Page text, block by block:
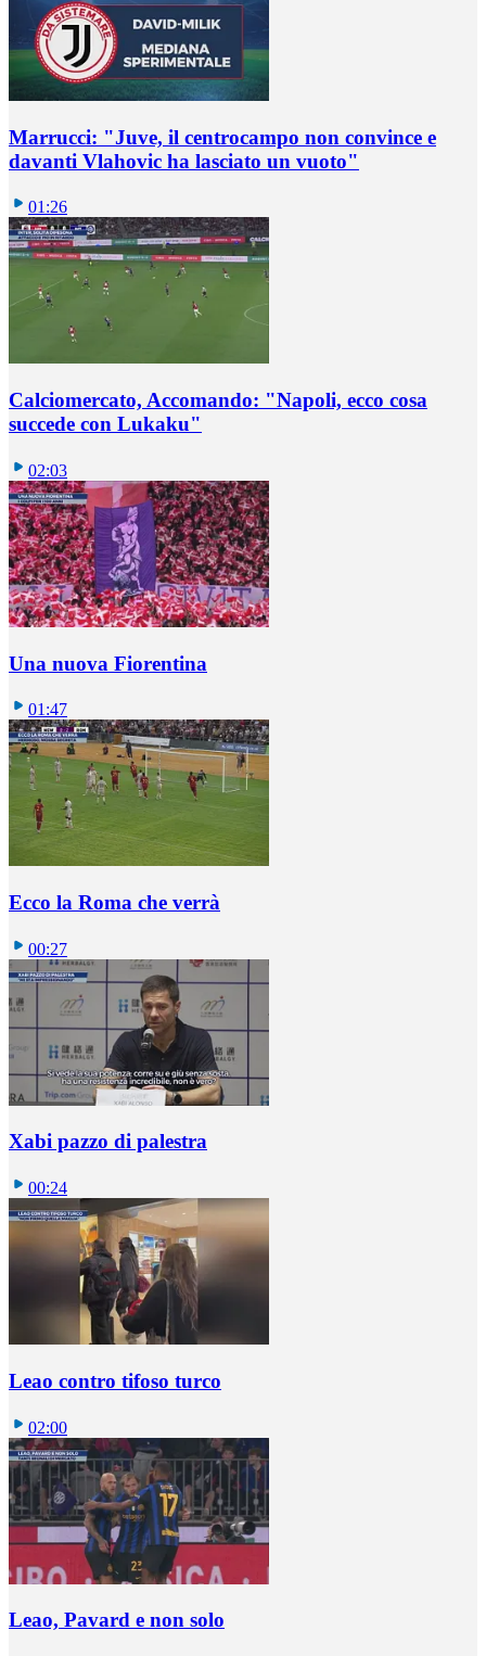
Marrucci: "Juve, il centrocampo non convince e
davanti Vlahovic ha lasciato un vuoto"
01:26
Calciomercato, Accomando: "Napoli, ecco cosa
succede con Lukaku"
02:03
Una nuova Fiorentina
01:47
Ecco la Roma che verrà
00:27
Xabi pazzo di palestra
00:24
Leao contro tifoso turco
02:00
Leao, Pavard e non solo